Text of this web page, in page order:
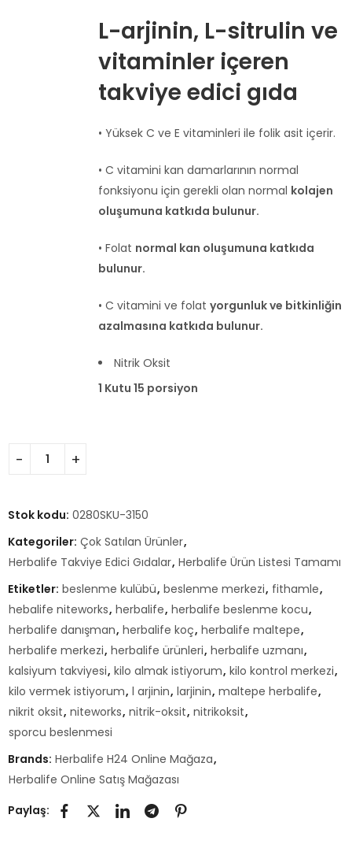
L-arjinin, L-sitrulin ve
vitaminler içeren
takviye edici gıda
• Yüksek C ve E vitaminleri ile folik asit içerir.
• C vitamini kan damarlarının normal
fonksiyonu için gerekli olan normal kolajen
oluşumuna katkıda bulunur.
• Folat normal kan oluşumuna katkıda
bulunur.
• C vitamini ve folat yorgunluk ve bitkinliğin
azalmasına katkıda bulunur.
Nitrik Oksit
1 Kutu 15 porsiyon
Stok kodu: 0280SKU-3150
Kategoriler: Çok Satılan Ürünler,
Herbalife Takviye Edici Gıdalar, Herbalife Ürün Listesi Tamamı
Etiketler: beslenme kulübü, beslenme merkezi, fithamle,
hebalife niteworks, herbalife, herbalife beslenme kocu,
herbalife danışman, herbalife koç, herbalife maltepe,
herbalife merkezi, herbalife ürünleri, herbalife uzmanı,
kalsiyum takviyesi, kilo almak istiyorum, kilo kontrol merkezi,
kilo vermek istiyorum, l arjinin, larjinin, maltepe herbalife,
nikrit oksit, niteworks, nitrik-oksit, nitrikoksit,
sporcu beslenmesi
Brands: Herbalife H24 Online Mağaza,
Herbalife Online Satış Mağazası
Paylaş: